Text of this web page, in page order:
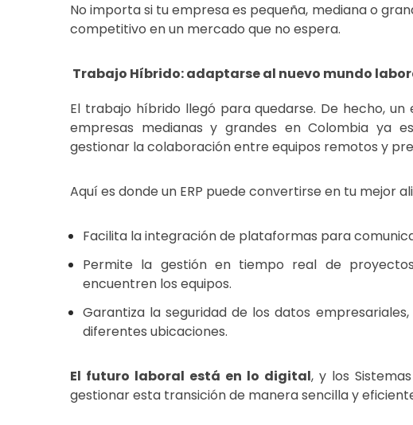
No importa si tu empresa es pequeña, mediana o
competitivo en un mercado que no espera.
Trabajo Híbrido: adaptarse al nuevo mundo
El trabajo híbrido llegó para quedarse. De hecho, un
empresas medianas y grandes en Colombia ya
gestionar la colaboración entre equipos remotos y
Aquí es donde un ERP puede convertirse en tu mejor
Facilita la integración de plataformas para
Permite la gestión en tiempo real de
encuentren los equipos.
Garantiza la seguridad de los datos
diferentes ubicaciones.
El futuro laboral está en lo digital, y los
gestionar esta transición de manera sencilla y